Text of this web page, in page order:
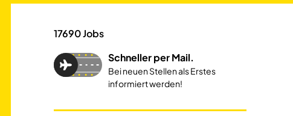
Karosserie- und
17690Jobs
Schneller per Mail.
Bei neuen Stellen als Erstes
informiert werden!